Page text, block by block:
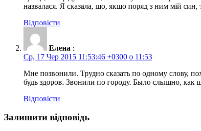
назвалася. Я сказала, що, якщо поряд з ним мій син,
Відповісти
Елена :
Ср, 17 Чер 2015 11:53:46 +0300 о 11:53
Мне позвонили. Трудно сказать по одному слову,
будь здоров. Звонили по городу. Было слышно, как
Відповісти
Залишити відповідь